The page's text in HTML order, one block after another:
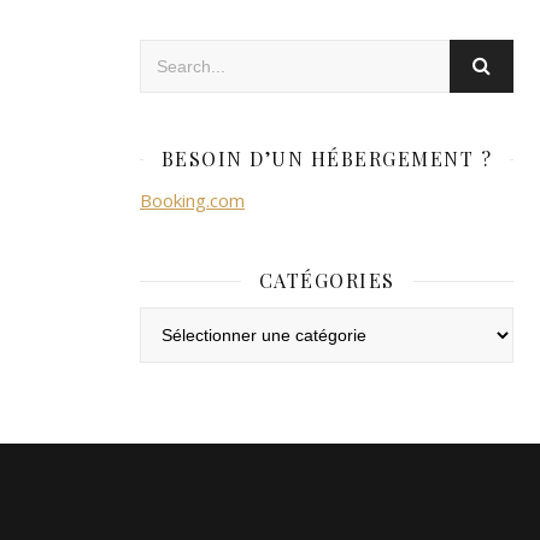
BESOIN D’UN HÉBERGEMENT ?
Booking.com
CATÉGORIES